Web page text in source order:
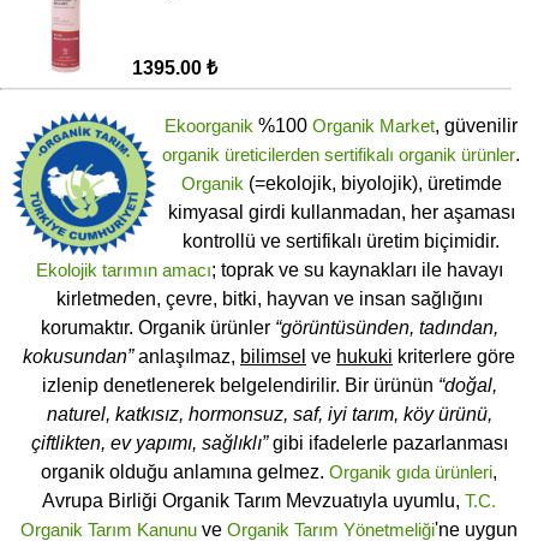
1395.00 ₺
Ekoorganik %100 Organik Market, güvenilir
organik üreticilerden sertifikalı organik ürünler.
Organik (=ekolojik, biyolojik), üretimde
kimyasal girdi kullanmadan, her aşaması
kontrollü ve sertifikalı üretim biçimidir.
Ekolojik tarımın amacı; toprak ve su kaynakları ile havayı
kirletmeden, çevre, bitki, hayvan ve insan sağlığını
korumaktır. Organik ürünler “görüntüsünden, tadından,
kokusundan”anlaşılmaz, bilimsel ve hukuki kriterlere göre
izlenip denetlenerek belgelendirilir. Bir ürünün “doğal,
naturel, katkısız, hormonsuz, saf, iyi tarım, köy ürünü,
çiftlikten, ev yapımı, sağlıklı”gibi ifadelerle pazarlanması
organik olduğu anlamına gelmez. Organik gıda ürünleri,
Avrupa Birliği Organik Tarım Mevzuatıyla uyumlu, T.C.
Organik Tarım Kanunu ve Organik Tarım Yönetmeliği'ne uygun